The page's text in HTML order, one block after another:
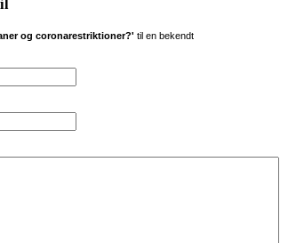
og coronarestriktioner?' til en bekendt